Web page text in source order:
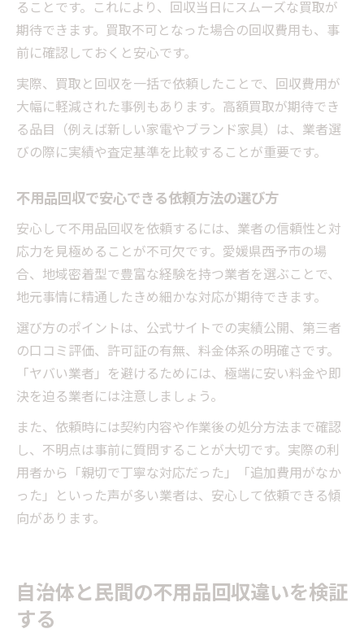
ることです。これにより、回収当日にスムーズな買取が
期待できます。買取不可となった場合の回収費用も、事
前に確認しておくと安心です。
実際、買取と回収を一括で依頼したことで、回収費用が
大幅に軽減された事例もあります。高額買取が期待でき
る品目（例えば新しい家電やブランド家具）は、業者選
びの際に実績や査定基準を比較することが重要です。
不用品回収で安心できる依頼方法の選び方
安心して不用品回収を依頼するには、業者の信頼性と対
応力を見極めることが不可欠です。愛媛県西予市の場
合、地域密着型で豊富な経験を持つ業者を選ぶことで、
地元事情に精通したきめ細かな対応が期待できます。
選び方のポイントは、公式サイトでの実績公開、第三者
の口コミ評価、許可証の有無、料金体系の明確さです。
「ヤバい業者」を避けるためには、極端に安い料金や即
決を迫る業者には注意しましょう。
また、依頼時には契約内容や作業後の処分方法まで確認
し、不明点は事前に質問することが大切です。実際の利
用者から「親切で丁寧な対応だった」「追加費用がなか
った」といった声が多い業者は、安心して依頼できる傾
向があります。
自治体と民間の不用品回収違いを検証
する